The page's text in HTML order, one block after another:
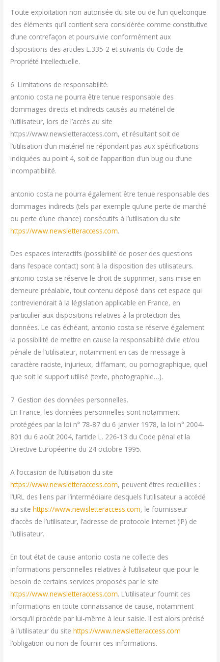
Toute exploitation non autorisée du site ou de l’un quelconque
des éléments qu’il contient sera considérée comme constitutive
d’une contrefaçon et poursuivie conformément aux
dispositions des articles L.335-2 et suivants du Code de
Propriété Intellectuelle.
6. Limitations de responsabilité.
antonio costa ne pourra être tenue responsable des
dommages directs et indirects causés au matériel de
l’utilisateur, lors de l’accès au site
https://www.newsletteraccess.com, et résultant soit de
l’utilisation d’un matériel ne répondant pas aux spécifications
indiquées au point 4, soit de l’apparition d’un bug ou d’une
incompatibilité.
antonio costa ne pourra également être tenue responsable des
dommages indirects (tels par exemple qu’une perte de marché
ou perte d’une chance) consécutifs à l’utilisation du site
https://www.newsletteraccess.com.
Des espaces interactifs (possibilité de poser des questions
dans l’espace contact) sont à la disposition des utilisateurs.
antonio costa se réserve le droit de supprimer, sans mise en
demeure préalable, tout contenu déposé dans cet espace qui
contreviendrait à la législation applicable en France, en
particulier aux dispositions relatives à la protection des
données. Le cas échéant, antonio costa se réserve également
la possibilité de mettre en cause la responsabilité civile et/ou
pénale de l’utilisateur, notamment en cas de message à
caractère raciste, injurieux, diffamant, ou pornographique, quel
que soit le support utilisé (texte, photographie…).
7. Gestion des données personnelles.
En France, les données personnelles sont notamment
protégées par la loi n° 78-87 du 6 janvier 1978, la loi n° 2004-
801 du 6 août 2004, l’article L. 226-13 du Code pénal et la
Directive Européenne du 24 octobre 1995.
A l’occasion de l’utilisation du site
https://www.newsletteraccess.com, peuvent êtres recueillies :
l’URL des liens par l’intermédiaire desquels l’utilisateur a accédé
au sitehttps://www.newsletteraccess.com, le fournisseur
d’accès de l’utilisateur, l’adresse de protocole Internet (IP) de
l’utilisateur.
En tout état de cause antonio costa ne collecte des
informations personnelles relatives à l’utilisateur que pour le
besoin de certains services proposés par le site
https://www.newsletteraccess.com. L’utilisateur fournit ces
informations en toute connaissance de cause, notamment
lorsqu’il procède par lui-même à leur saisie. Il est alors précisé
à l’utilisateur du sitehttps://www.newsletteraccess.com
l’obligation ou non de fournir ces informations.